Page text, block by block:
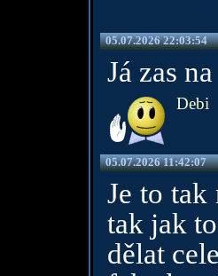
05.07.2026 22:03:54
Já zas
Debi
05.07.2026 11:42:07
Je to tak
tak jak
dělat